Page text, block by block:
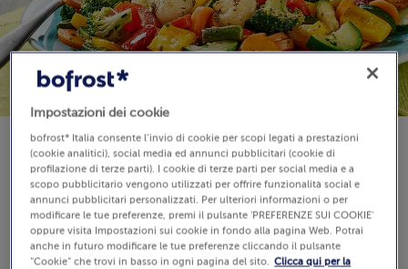
Disponibilità
€ 6,99
600 g (Prezzo al Kg 11.65 €)
Impostazioni dei cookie
bofrost* Italia consente l’invio di cookie per scopi legati a prestazioni
(cookie analitici), social media ed annunci pubblicitari (cookie di
profilazione di terze parti). I cookie di terze parti per social media e a
scopo pubblicitario vengono utilizzati per offrire funzionalità social e
annunci pubblicitari personalizzati. Per ulteriori informazioni o per
modificare le tue preferenze, premi il pulsante 'PREFERENZE SUI COOKIE'
oppure visita Impostazioni sui cookie in fondo alla pagina Web. Potrai
anche in futuro modificare le tue preferenze cliccando il pulsante
“Cookie” che trovi in basso in ogni pagina del sito. Clicca qui per la